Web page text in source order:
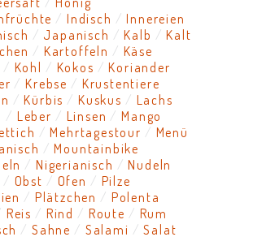
Indisch
Innereien
Japanisch Kalb
Kalt
Kartoffeln
Käse
Kohl Kokos
Koriander
Krebse
Krustentiere
Kürbis Kuskus
Lachs
Leber Linsen
Mango
Mehrtagestour
Menü
Mountainbike
Nigerianisch
Nudeln
Obst Ofen
Pilze
Plätzchen
Polenta
Reis Rind Route
Rum
Sahne Salami
Salat